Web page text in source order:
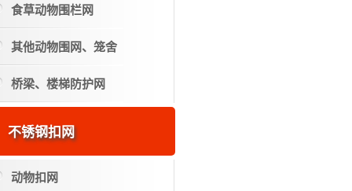
食草动物围栏网
其他动物围网、笼舍
桥梁、楼梯防护网
不锈钢扣网
动物扣网